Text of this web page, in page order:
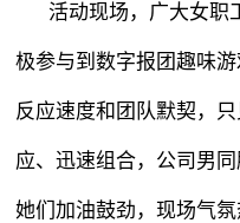
活动现场，广大女职
极参与到数字报团趣味
反应速度和团队默契，
应、迅速组合，公司男
她们加油鼓劲，现场气